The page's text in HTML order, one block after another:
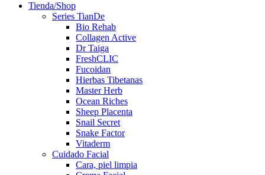
Tienda/Shop
Series TianDe
Bio Rehab
Collagen Active
Dr Taiga
FreshCLIC
Fucoidan
Hierbas Tibetanas
Master Herb
Ocean Riches
Sheep Placenta
Snail Secret
Snake Factor
Vitaderm
Cuidado Facial
Cara, piel limpia